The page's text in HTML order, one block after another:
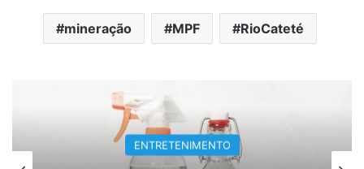
mineração MPF RioCateté
ENTRETENIMENTO